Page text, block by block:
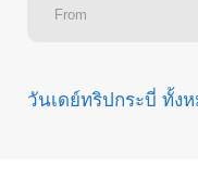
From
วันเดย์ทริปกระบี่ ทั้ง